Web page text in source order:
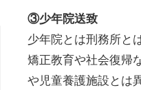
③少年院送致
少年院とは刑務所と
矯正教育や社会復帰
や児童養護施設とは